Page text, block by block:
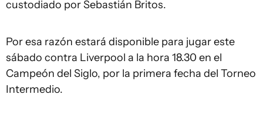
custodiado por Sebastián Britos.
Por esa razón estará disponible para jugar este
sábado contra Liverpool a la hora 18.30 en el
Campeón del Siglo, por la primera fecha del Torneo
Intermedio.